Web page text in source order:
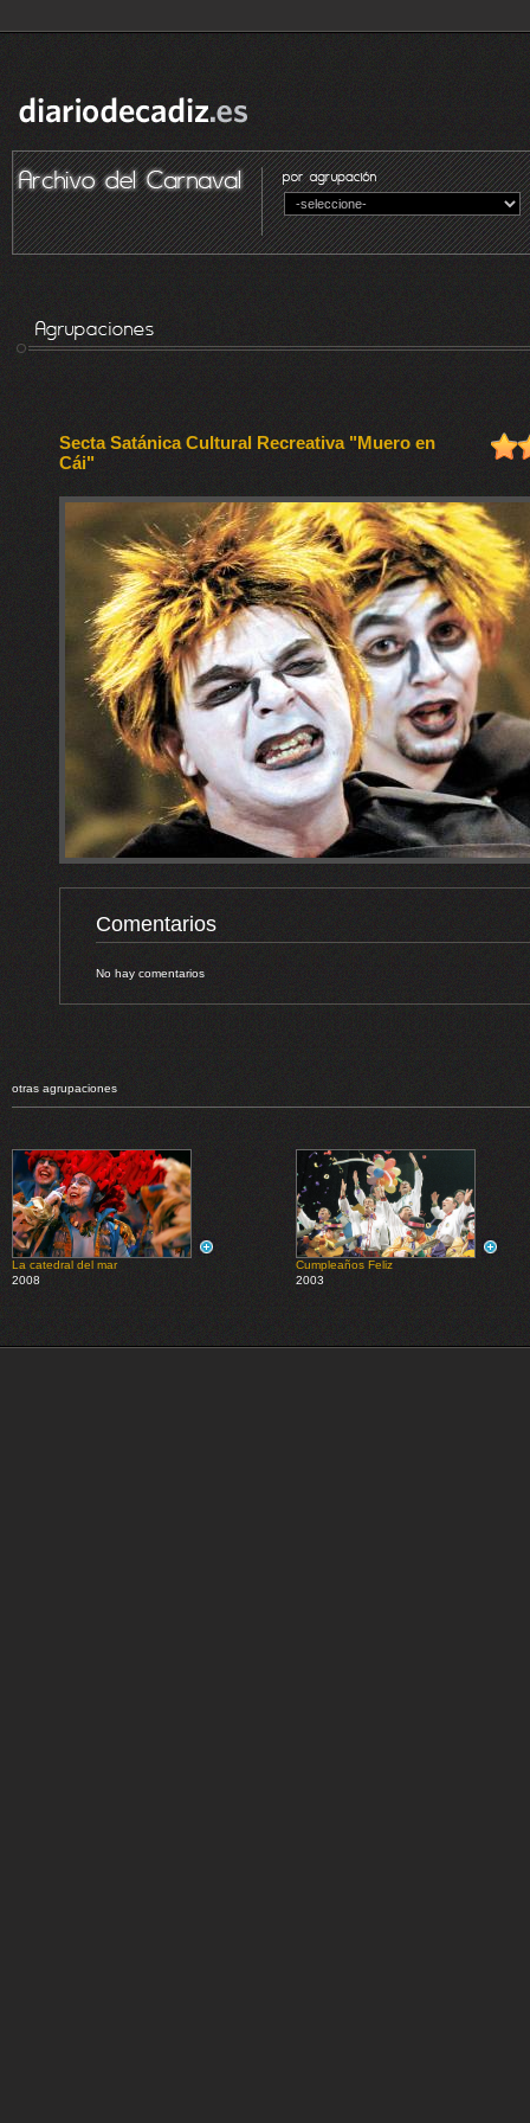
Secta Satánica Cultural Recreativa "Muero en
Cái"
Comentarios
No hay comentarios
otras agrupaciones
La catedral del mar
2008
Cumpleaños Feliz
2003